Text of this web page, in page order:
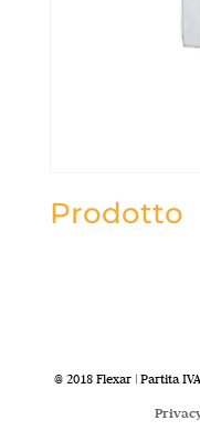
Prodotto
@ 2018 Flexar | Partita